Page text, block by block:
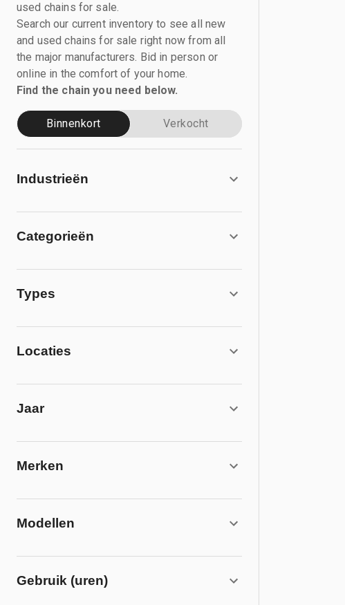
used chains for sale.
Search our current inventory to see all new
and used chains for sale right now from all
the major manufacturers. Bid in person or
online in the comfort of your home.
Find the chain you need below.
Binnenkort Verkocht
Industrieën
Categorieën
Types
Locaties
Jaar
Merken
Modellen
Gebruik (uren)